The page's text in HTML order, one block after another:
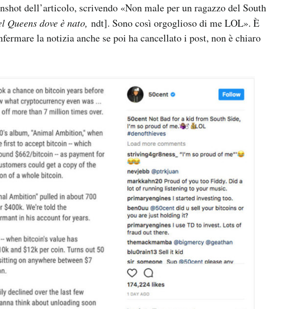
dell’articolo, scrivendo «Non male per un ragazzo del South
Queens dove è nato, ndt]. Sono così orgoglioso di me LOL». È
la notizia anche se poi ha cancellato i post, non è chiaro